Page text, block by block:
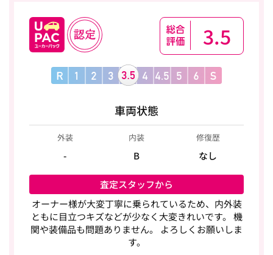
3.5
車両状態
外装
-
内装
B
修復歴
なし
査定スタッフから
オーナー様が大変丁寧に乗られているため、内外装
ともに目立つキズなどが少なく大変きれいです。 機
関や装備品も問題ありません。 よろしくお願いしま
す。